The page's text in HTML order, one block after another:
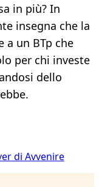
in più? In
insegna che la
a un BTp che
per chi investe
dello
di Avvenire